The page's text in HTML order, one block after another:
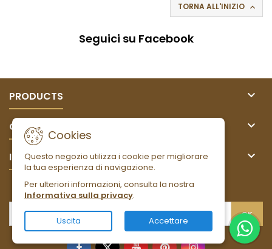
TORNA ALL'INIZIO 
Seguici su Facebook
PRODUCTS 
OUR COMPANY 
IL TUO ACCOUNT 
Cookies
Questo negozio utilizza i cookie per migliorare
la tua esperienza di navigazione.
Per ulteriori informazioni, consulta la nostra
Informativa sulla privacy.
Uscita Accettare
NEWSLETTER